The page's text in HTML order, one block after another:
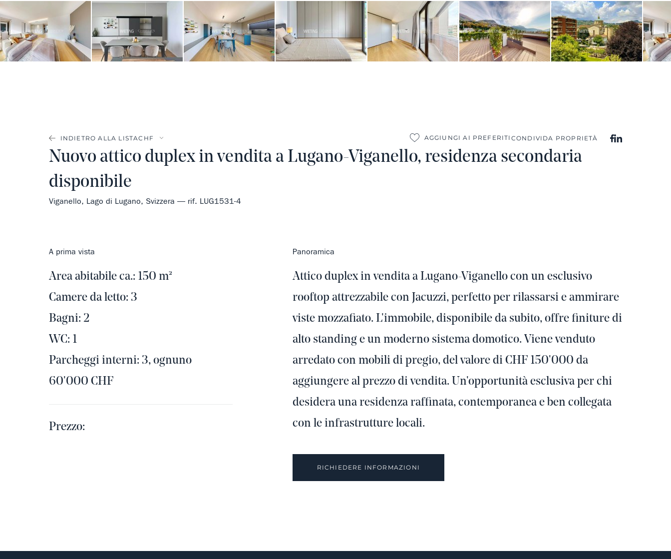
INDIETRO ALLA LISTA AGGIUNGI AI PREFERITI CONDIVIDA PROPRIETÀ
Nuovo attico duplex in vendita a Lugano-Viganello, residenza secondaria
disponibile
Viganello, Lago di Lugano, Svizzera — rif. LUG1531-4
A prima vista
Area abitabile ca.: 150 m²
Camere da letto: 3
Bagni: 2
WC: 1
Parcheggi interni: 3, ognuno
60'000 CHF
Prezzo:
Panoramica
Attico duplex in vendita a Lugano-Viganello con un esclusivo
rooftop attrezzabile con Jacuzzi, perfetto per rilassarsi e ammirare
viste mozzafiato. L'immobile, disponibile da subito, offre finiture di
alto standing e un moderno sistema domotico. Viene venduto
arredato con mobili di pregio, del valore di CHF 150'000 da
aggiungere al prezzo di vendita. Un'opportunità esclusiva per chi
desidera una residenza raffinata, contemporanea e ben collegata
con le infrastrutture locali.
RICHIEDERE INFORMAZIONI